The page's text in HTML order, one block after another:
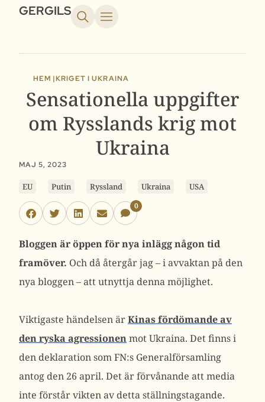
GERGILS
HEM |KRIGET I UKRAINA
Sensationella uppgifter
om Rysslands krig mot
Ukraina
MAJ 5, 2023
EU Putin Ryssland Ukraina USA
0
Bloggen är öppen för nya inlägg någon tid
framöver. Och då återgår jag – i avvaktan på den
nya bloggen – att utnyttja denna möjlighet.
Viktigaste händelsen ärKinas fördömande av
den ryska agressionenmot Ukraina. Det finns i
den deklaration som FN:s Generalförsamling
antog den 26 april. Det är förvånande att media
inte förstår vikten av detta ställningstagande.